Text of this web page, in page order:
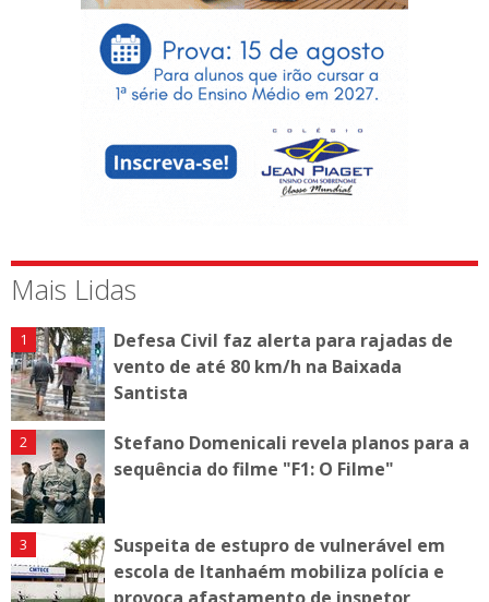
Mais Lidas
Defesa Civil faz alerta para rajadas de
vento de até 80 km/h na Baixada
Santista
Stefano Domenicali revela planos para a
sequência do filme "F1: O Filme"
Suspeita de estupro de vulnerável em
escola de Itanhaém mobiliza polícia e